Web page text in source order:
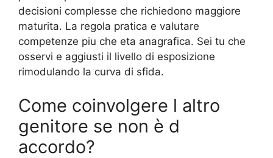
decisioni complesse che richiedono maggiore
maturita. La regola pratica e valutare
competenze piu che eta anagrafica. Sei tu che
osservi e aggiusti il livello di esposizione
rimodulando la curva di sfida.
Come coinvolgere l altro
genitore se non è d
accordo?